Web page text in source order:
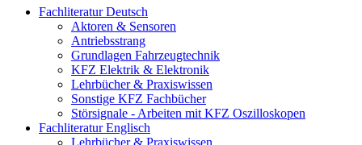
Fachliteratur Deutsch
Aktoren & Sensoren
Antriebsstrang
Grundlagen Fahrzeugtechnik
KFZ Elektrik & Elektronik
Lehrbücher & Praxiswissen
Sonstige KFZ Fachbücher
Störsignale - Arbeiten mit KFZ Oszilloskopen
Fachliteratur Englisch
Lehrbücher & Praxiswissen